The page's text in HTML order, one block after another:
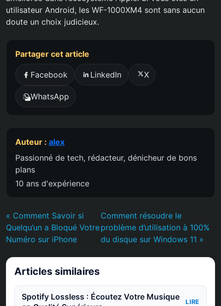
utilisateur Android, les WF-1000XM4 sont sans aucun
doute un choix judicieux.
Partager cet article
Facebook LinkedIn X
WhatsApp
Auteur : alex
Passionné de tech, rédacteur, dénicheur de bons
plans
10 ans d'expérience
« Comment Savoir si
Quelqu’un a Bloqué Votre
Numéro sur iPhone
Comment résoudre le
problème d’utilisation à 100%
du disque sur Windows 11 »
Articles similaires
Spotify Lossless : Écoutez Votre Musique
LIRE